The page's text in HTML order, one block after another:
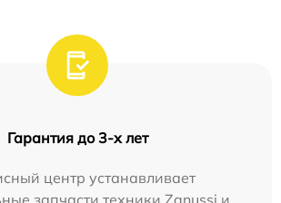
Гарантия до 3-х лет
центр устанавливает
запчасти техники Zanussi и